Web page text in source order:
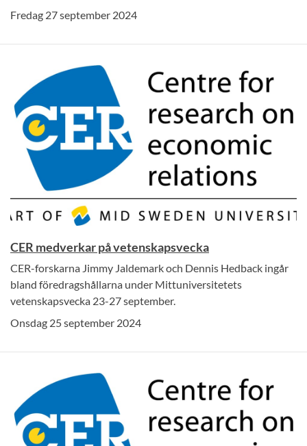
Fredag 27 september 2024
CER medverkar på vetenskapsvecka
CER-forskarna Jimmy Jaldemark och Dennis Hedback ingår
bland föredragshållarna under Mittuniversitetets
vetenskapsvecka 23-27 september.
Onsdag 25 september 2024